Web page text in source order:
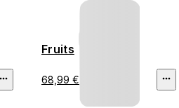
Fruits
68,99 €